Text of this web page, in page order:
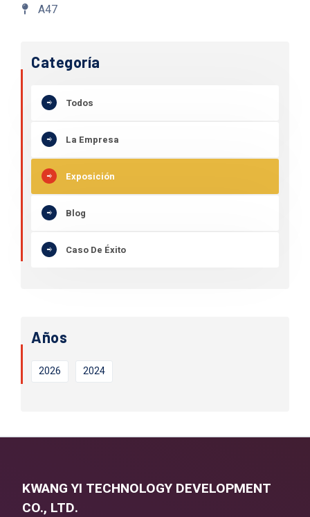
Categoría
Todos
La Empresa
Exposición
Blog
Caso De Éxito
Años
2026 2024
A47
KWANG YI TECHNOLOGY DEVELOPMENT
CO., LTD.